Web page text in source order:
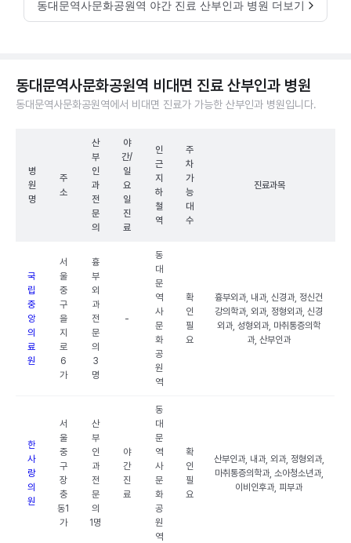
동대문역사문화공원역 야간 진료 산부인과 병원 더보기
동대문역사문화공원역 비대면 진료 산부인과 병원
동대문역사문화공원역에서 비대면 진료가 가능한 산부인과 병원입니다.
병
원
명
주
소
산
부
인
과
전
문
의
야
간/
일
요
일
진
료
인
근
지
하
철
역
주
차
가
능
대
수
진료과목
국
립
중
앙
의
료
원
서
울
중
구
을
지
로
6
가
흉
부
외
과
전
문
의
3
명
-
동
대
문
역
사
문
화
공
원
역
확
인
필
요
흉부외과, 내과, 신경과, 정신건
강의학과, 외과, 정형외과, 신경
외과, 성형외과, 마취통증의학
과, 산부인과
한
사
랑
의
원
서
울
중
구
장
충
동1
가
산
부
인
과
전
문
의
1명
야
간
진
료
동
대
문
역
사
문
화
공
원
역
확
인
필
요
산부인과, 내과, 외과, 정형외과,
마취통증의학과, 소아청소년과,
이비인후과, 피부과